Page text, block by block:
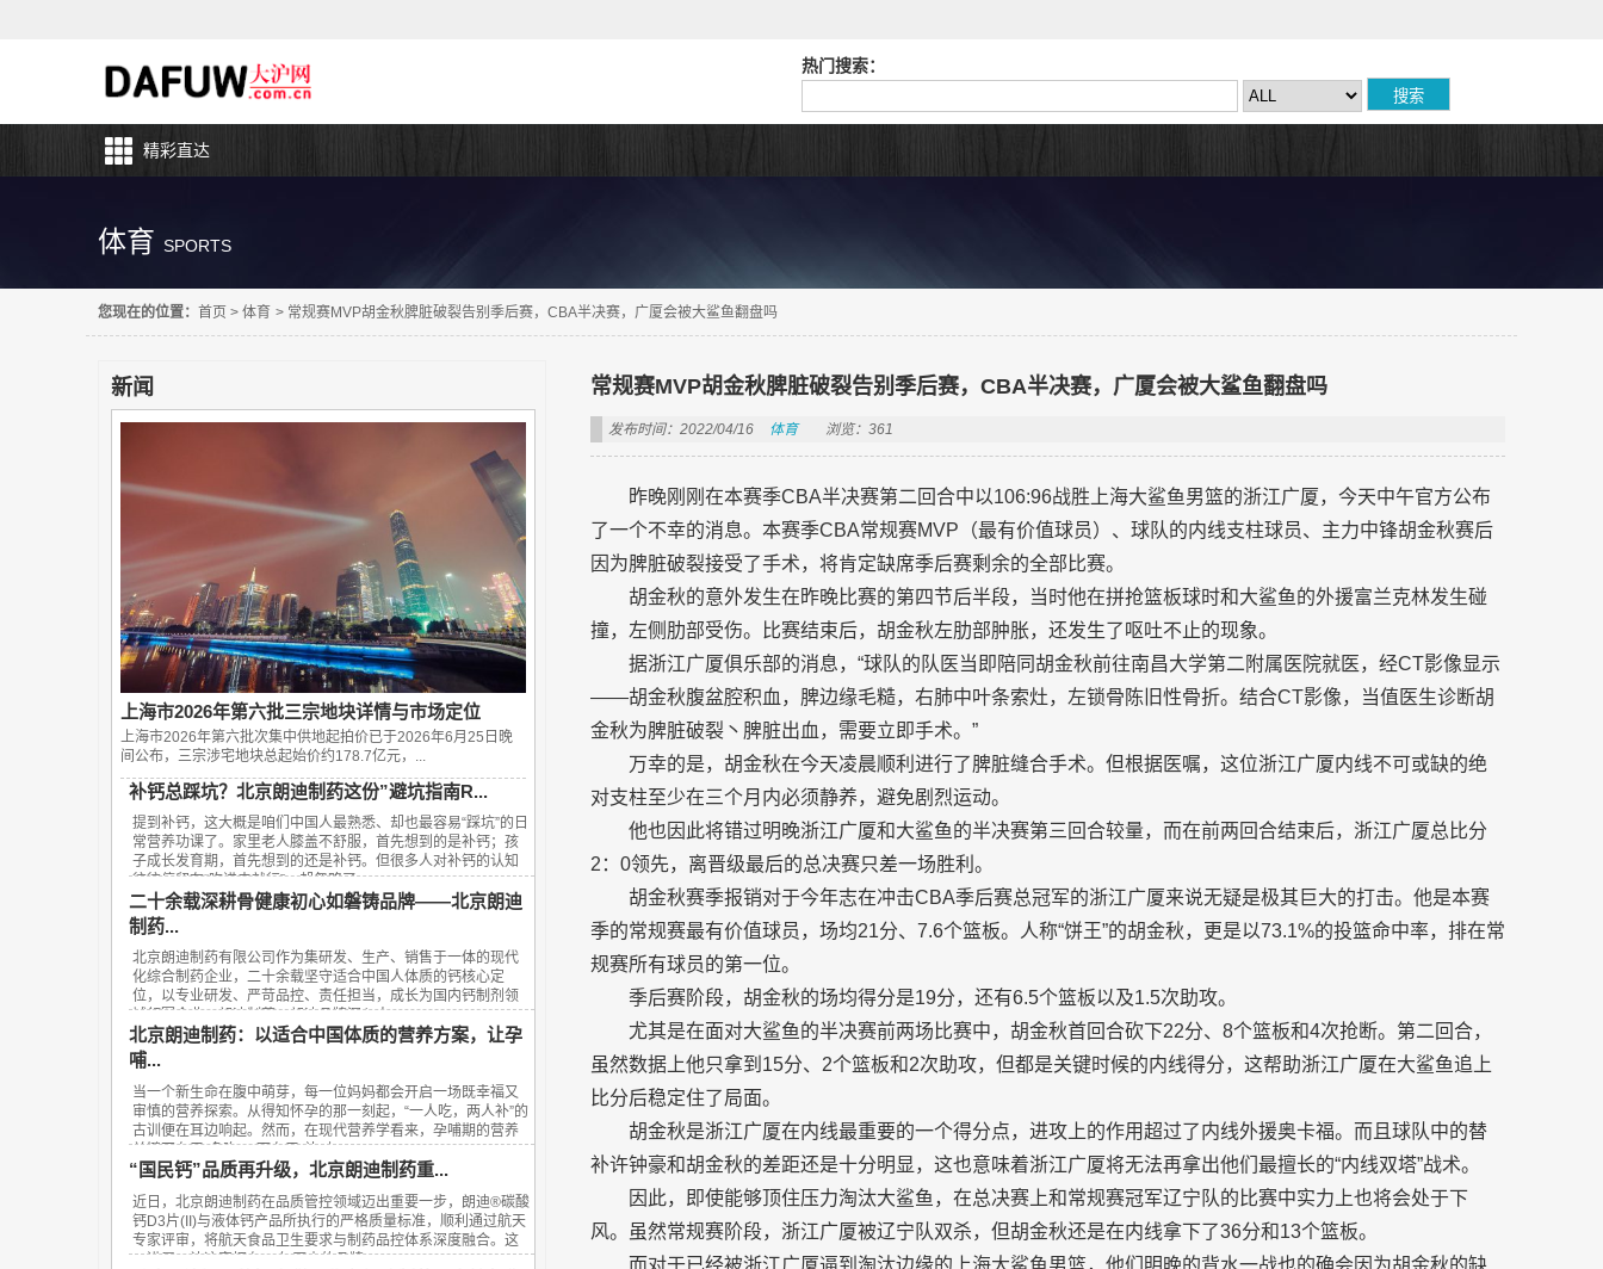
热门搜索：
精彩直达
体育 SPORTS
您现在的位置： 首页 > 体育 > 常规赛MVP胡金秋脾脏破裂告别季后赛，CBA半决赛，广厦会被大鲨鱼翻盘吗
新闻
上海市2026年第六批三宗地块详情与市场定位
上海市2026年第六批次集中供地起拍价已于2026年6月25日晚
间公布，‌三宗涉宅地块总起始价约178.7亿元‌，...
补钙总踩坑？北京朗迪制药这份”避坑指南R...
提到补钙，这大概是咱们中国人最熟悉、却也最容易“踩坑”的日
常营养功课了。家里老人膝盖不舒服，首先想到的是补钙；孩
子成长发育期，首先想到的还是补钙。但很多人对补钙的认知
往往停留在“吃进去就行”，却忽略了...
二十余载深耕骨健康初心如磐铸品牌——北京朗迪
制药...
北京朗迪制药有限公司作为集研发、生产、销售于一体的现代
化综合制药企业，二十余载坚守适合中国人体质的钙核心定
位，以专业研发、严苛品控、责任担当，成长为国内钙制剂领
域领军企业，朗迪制药、朗迪品牌深入人...
北京朗迪制药：以适合中国体质的营养方案，让孕
哺...
当一个新生命在腹中萌芽，每一位妈妈都会开启一场既幸福又
审慎的营养探索。从得知怀孕的那一刻起，“一人吃，两人补”的
古训便在耳边响起。然而，在现代营养学看来，孕哺期的营养
关键不在于“多吃”，而在于“补对”。...
“国民钙”品质再升级，北京朗迪制药重...
近日，北京朗迪制药在品质管控领域迈出重要一步，朗迪®碳酸
钙D3片(II)与液体钙产品所执行的严格质量标准，顺利通过航天
专家评审，将航天食品卫生要求与制药品控体系深度融合。这
一进展，让这家拥有23年历史的品牌...
常规赛MVP胡金秋脾脏破裂告别季后赛，CBA半决赛，广厦会被大鲨鱼翻盘吗
发布时间：2022/04/16 体育 浏览：361
昨晚刚刚在本赛季CBA半决赛第二回合中以106:96战胜上海大鲨鱼男篮的浙江广厦，今天中午官方公布
了一个不幸的消息。本赛季CBA常规赛MVP（最有价值球员）、球队的内线支柱球员、主力中锋胡金秋赛后
因为脾脏破裂接受了手术，将肯定缺席季后赛剩余的全部比赛。
胡金秋的意外发生在昨晚比赛的第四节后半段，当时他在拼抢篮板球时和大鲨鱼的外援富兰克林发生碰
撞，左侧肋部受伤。比赛结束后，胡金秋左肋部肿胀，还发生了呕吐不止的现象。
据浙江广厦俱乐部的消息，“球队的队医当即陪同胡金秋前往南昌大学第二附属医院就医，经CT影像显示
——胡金秋腹盆腔积血，脾边缘毛糙，右肺中叶条索灶，左锁骨陈旧性骨折。结合CT影像，当值医生诊断胡
金秋为脾脏破裂丶脾脏出血，需要立即手术。”
万幸的是，胡金秋在今天凌晨顺利进行了脾脏缝合手术。但根据医嘱，这位浙江广厦内线不可或缺的绝
对支柱至少在三个月内必须静养，避免剧烈运动。
他也因此将错过明晚浙江广厦和大鲨鱼的半决赛第三回合较量，而在前两回合结束后，浙江广厦总比分
2：0领先，离晋级最后的总决赛只差一场胜利。
胡金秋赛季报销对于今年志在冲击CBA季后赛总冠军的浙江广厦来说无疑是极其巨大的打击。他是本赛
季的常规赛最有价值球员，场均21分、7.6个篮板。人称“饼王”的胡金秋，更是以73.1%的投篮命中率，排在常
规赛所有球员的第一位。
季后赛阶段，胡金秋的场均得分是19分，还有6.5个篮板以及1.5次助攻。
尤其是在面对大鲨鱼的半决赛前两场比赛中，胡金秋首回合砍下22分、8个篮板和4次抢断。第二回合，
虽然数据上他只拿到15分、2个篮板和2次助攻，但都是关键时候的内线得分，这帮助浙江广厦在大鲨鱼追上
比分后稳定住了局面。
胡金秋是浙江广厦在内线最重要的一个得分点，进攻上的作用超过了内线外援奥卡福。而且球队中的替
补许钟豪和胡金秋的差距还是十分明显，这也意味着浙江广厦将无法再拿出他们最擅长的“内线双塔”战术。
因此，即使能够顶住压力淘汰大鲨鱼，在总决赛上和常规赛冠军辽宁队的比赛中实力上也将会处于下
风。虽然常规赛阶段，浙江广厦被辽宁队双杀，但胡金秋还是在内线拿下了36分和13个篮板。
而对于已经被浙江广厦逼到淘汰边缘的上海大鲨鱼男篮，他们明晚的背水一战也的确会因为胡金秋的缺